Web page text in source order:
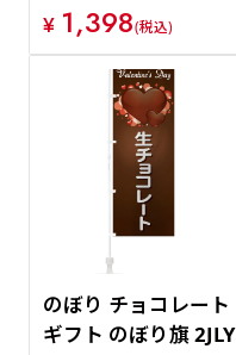
¥ 1,398(税込)
のぼり チョコレート
ギフト のぼり旗 2JLY